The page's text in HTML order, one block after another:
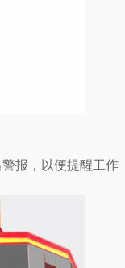
报，以便提醒工作